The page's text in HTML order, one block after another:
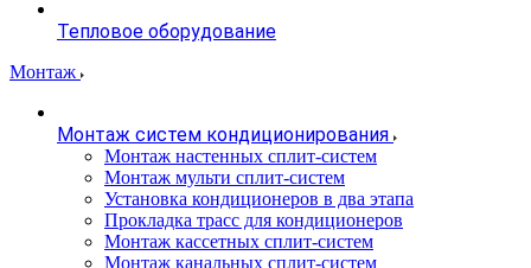
Тепловое оборудование
Монтаж
Монтаж систем кондиционирования
Монтаж настенных сплит-систем
Монтаж мульти сплит-систем
Установка кондиционеров в два этапа
Прокладка трасс для кондиционеров
Монтаж кассетных сплит-систем
Монтаж канальных сплит-систем